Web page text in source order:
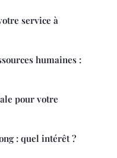
service à
humaines :
pour votre
: quel intérêt ?